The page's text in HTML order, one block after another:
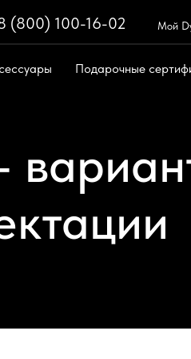
8 (800) 100-
Поиск
Мой
(800) 100-16-02
Подарочные